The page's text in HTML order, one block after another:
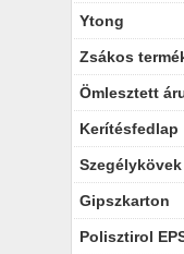
Ytong
Zsákos
Ömlesztett
Kerítésfedlap
Szegélykövek
Gipszkarton
Polisztirol